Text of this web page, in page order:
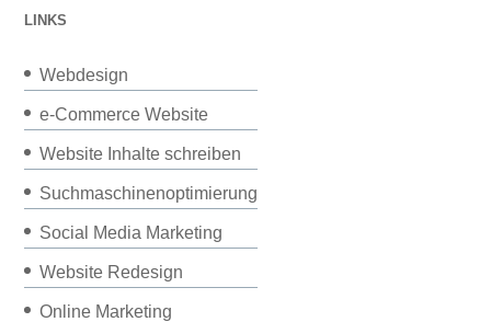
LINKS
Webdesign
e-Commerce Website
Website Inhalte schreiben
Suchmaschinenoptimierung
Social Media Marketing
Website Redesign
Online Marketing